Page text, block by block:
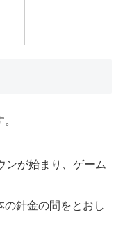
ンが始まり、ゲーム
針金の間をとおし